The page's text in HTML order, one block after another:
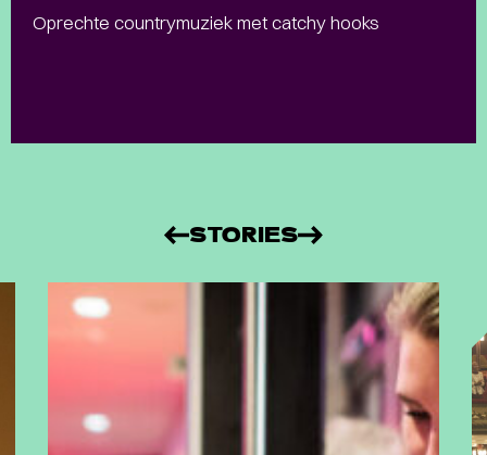
Oprechte countrymuziek met catchy hooks
STORIES